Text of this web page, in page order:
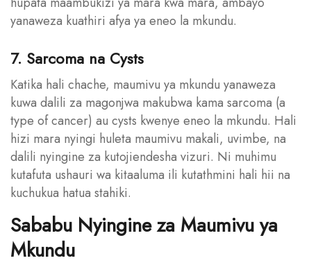
yanaweza kuathiri afya ya eneo la mkundu.
7. Sarcoma na Cysts
Katika hali chache, maumivu ya mkundu yanaweza
kuwa dalili za magonjwa makubwa kama sarcoma (a
type of cancer) au cysts kwenye eneo la mkundu. Hali
hizi mara nyingi huleta maumivu makali, uvimbe, na
dalili nyingine za kutojiendesha vizuri. Ni muhimu
kutafuta ushauri wa kitaaluma ili kutathmini hali hii na
kuchukua hatua stahiki.
Sababu Nyingine za Maumivu ya
Mkundu